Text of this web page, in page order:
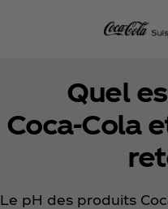
Quel
Coca‑Cola
Le pH des produits